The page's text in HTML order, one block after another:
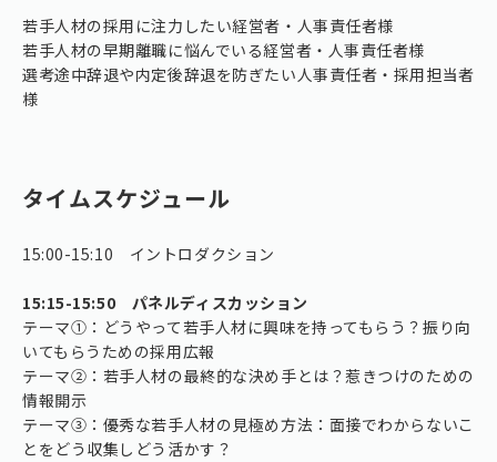
若手人材の採用に注力したい経営者・人事責任者様
若手人材の早期離職に悩んでいる経営者・人事責任者様
選考途中辞退や内定後辞退を防ぎたい人事責任者・採用担当者
様
タイムスケジュール
15:00-15:10 イントロダクション
15:15-15:50 パネルディスカッション
テーマ①：どうやって若手人材に興味を持ってもらう？振り向
いてもらうための採用広報
テーマ②：若手人材の最終的な決め手とは？惹きつけのための
情報開示
テーマ③：優秀な若手人材の見極め方法：面接でわからないこ
とをどう収集しどう活かす？